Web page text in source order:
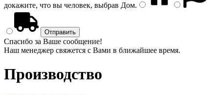
докажите, что вы человек, выбрав Дом.
Спасибо за Ваше сообщение!
Наш менеджер свяжется с Вами в ближайшее время.
Производство